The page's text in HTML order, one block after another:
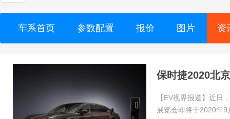
车系首页 参数配置 报价 图片 资
保时捷2020北
【EV视界报道】近日
展览会即将于2020年